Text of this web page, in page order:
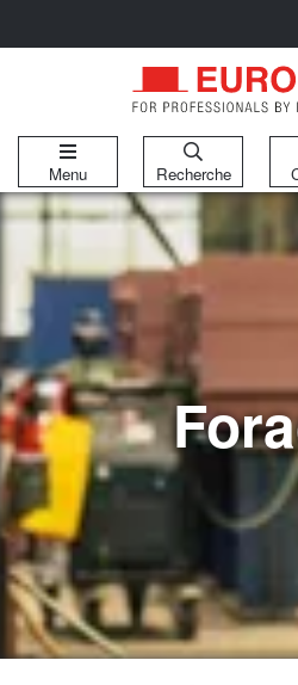
Menu Recherche